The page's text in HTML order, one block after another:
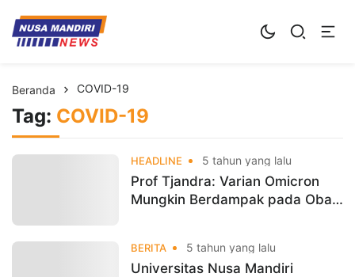
Kampus Digital Bisnis
Universitas Nusa Mandiri
Beranda COVID-19
Tag: COVID-19
HEADLINE 5 tahun yang lalu
Prof Tjandra: Varian Omicron
Mungkin Berdampak pada Obat
BERITA 5 tahun yang lalu
Universitas Nusa Mandiri